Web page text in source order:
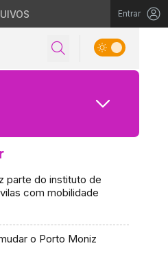
Entrar
parte do instituto de
com mobilidade
o Porto Moniz